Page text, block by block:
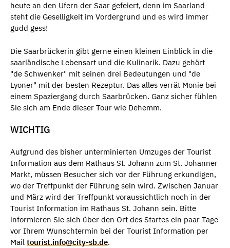
heute an den Ufern der Saar gefeiert, denn im Saarland
steht die Geselligkeit im Vordergrund und es wird immer
gudd gess!
Die Saarbrückerin gibt gerne einen kleinen Einblick in die
saarländische Lebensart und die Kulinarik. Dazu gehört
"de Schwenker" mit seinen drei Bedeutungen und "de
Lyoner" mit der besten Rezeptur. Das alles verrät Monie bei
einem Spaziergang durch Saarbrücken. Ganz sicher fühlen
Sie sich am Ende dieser Tour wie Dehemm.
WICHTIG
Aufgrund des bisher unterminierten Umzuges der Tourist
Information aus dem Rathaus St. Johann zum St. Johanner
Markt, müssen Besucher sich vor der Führung erkundigen,
wo der Treffpunkt der Führung sein wird. Zwischen Januar
und März wird der Treffpunkt voraussichtlich noch in der
Tourist Information im Rathaus St. Johann sein. Bitte
informieren Sie sich über den Ort des Startes ein paar Tage
vor Ihrem Wunschtermin bei der Tourist Information per
Mail tourist.info@city-sb.de.